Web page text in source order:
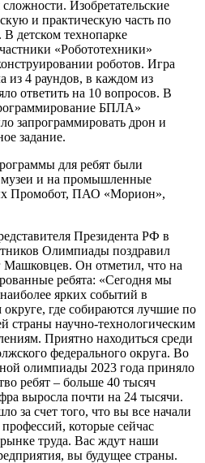
Изобретательские
и практическую часть по
детском технопарке
«Робототехники»
роботов. Игра
из 4 раундов, в каждом из
ответить на 10 вопросов. В
БПЛА»
запрограммировать дрон и
задание.
для ребят были
музеи и на промышленные
Промобот, ПАО «Морион»,
Президента РФ в
Олимпиады поздравил
Машковцев. Он отметил, что на
ребята: «Сегодня мы
ярких событий в
где собираются лучшие по
страны научно-технологическим
Приятно находиться среди
федерального округа. Во
олимпиады 2023 года приняло
ребят – больше 40 тысяч
выросла почти на 24 тысячи.
за счет того, что вы все начали
которые сейчас
труда. Вас ждут наши
вы будущее страны.